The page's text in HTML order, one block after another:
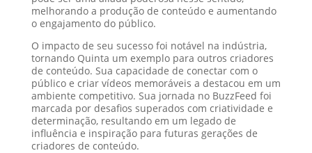
melhorando a produção de conteúdo e aumentando
o engajamento do público.
O impacto de seu sucesso foi notável na indústria,
tornando Quinta um exemplo para outros criadores
de conteúdo. Sua capacidade de conectar com o
público e criar vídeos memoráveis a destacou em um
ambiente competitivo. Sua jornada no BuzzFeed foi
marcada por desafios superados com criatividade e
determinação, resultando em um legado de
influência e inspiração para futuras gerações de
criadores de conteúdo.